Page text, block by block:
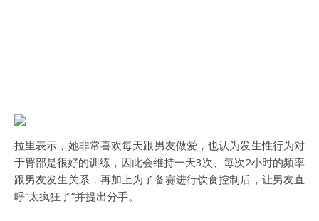
拉里表示，她非常喜欢每天跟男友做爱，也认为发生性行为对
于臀部是很好的训练，因此会维持一天3次、每次2小时的频率
跟男友发生关系，再加上为了备赛进行饮食控制后，让男友直
呼“太疯狂了”并提出分手。